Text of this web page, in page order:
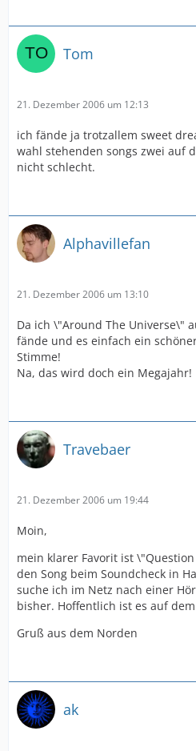
Tom
21. Dezember 2006 um 12:13
ich fände ja trotzallem sweet
wahl stehenden songs zwei auf
nicht schlecht.
Alphavillefan
21. Dezember 2006 um 13:10
Da ich \"Around The Universe\"
fände und es einfach ein
Stimme!
Na, das wird doch ein Megajahr!
Travebaer
21. Dezember 2006 um 19:44
Moin,
mein klarer Favorit ist
den Song beim Soundcheck in
suche ich im Netz nach einer
bisher. Hoffentlich ist es auf
Gruß aus dem Norden
ak